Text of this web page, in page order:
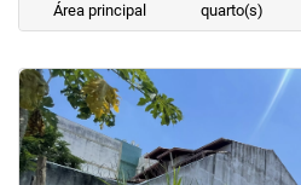
Área principal
quarto(s)